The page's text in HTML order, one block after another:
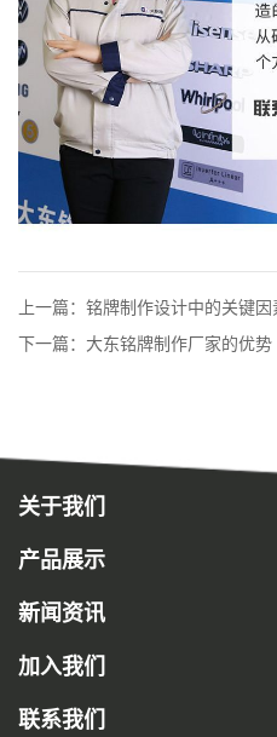
上一篇：铭牌制作设计中的关键因
下一篇：大东铭牌制作厂家的优势
关于我们
产品展示
新闻资讯
加入我们
联系我们